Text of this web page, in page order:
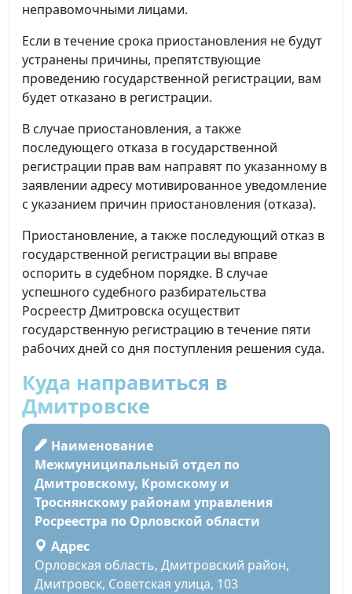
неправомочными лицами.
Если в течение срока приостановления не будут
устранены причины, препятствующие
проведению государственной регистрации, вам
будет отказано в регистрации.
В случае приостановления, а также
последующего отказа в государственной
регистрации прав вам направят по указанному в
заявлении адресу мотивированное уведомление
с указанием причин приостановления (отказа).
Приостановление, а также последующий отказ в
государственной регистрации вы вправе
оспорить в судебном порядке. В случае
успешного судебного разбирательства
Росреестр Дмитровска осуществит
государственную регистрацию в течение пяти
рабочих дней со дня поступления решения суда.
Куда направиться в
Дмитровске
Наименование
Межмуниципальный отдел по
Дмитровскому, Кромскому и
Троснянскому районам управления
Росреестра по Орловской области
Адрес
Орловская область, Дмитровский район,
Дмитровск, Советская улица, 103